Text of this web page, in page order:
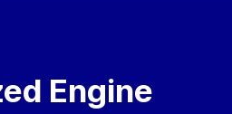
Engine